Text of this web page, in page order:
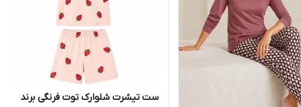
ست تیشرت شلوارک توت فرنگی برند